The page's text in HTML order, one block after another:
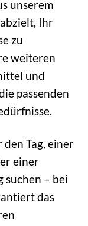
unserem
Ihr
zu
weiteren
und
passenden
Tag, einer
einer
– bei
das